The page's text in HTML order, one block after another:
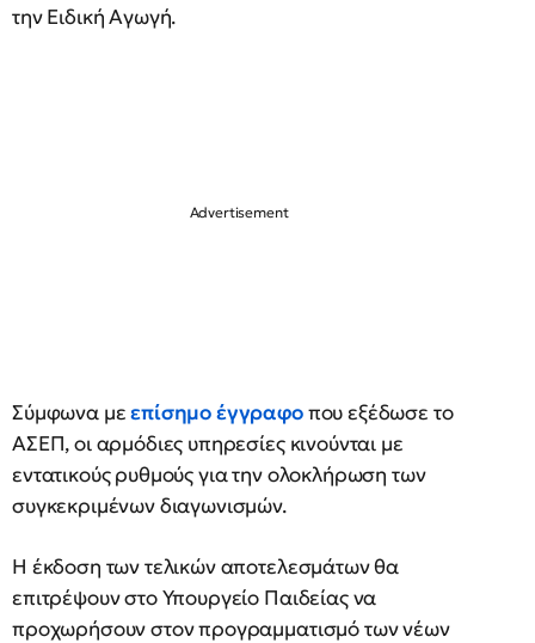
την Ειδική Αγωγή.
Σύμφωνα μεεπίσημο έγγραφοπου εξέδωσε το
ΑΣΕΠ, οι αρμόδιες υπηρεσίες κινούνται με
εντατικούς ρυθμούς για την ολοκλήρωση των
συγκεκριμένων διαγωνισμών.
Η έκδοση των τελικών αποτελεσμάτων θα
επιτρέψουν στο Υπουργείο Παιδείας να
προχωρήσουν στον προγραμματισμό των νέων